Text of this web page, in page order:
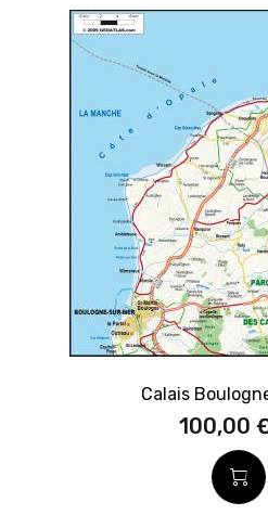
Calais
100,00